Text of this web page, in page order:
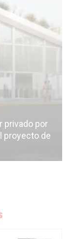
privado por
proyecto de